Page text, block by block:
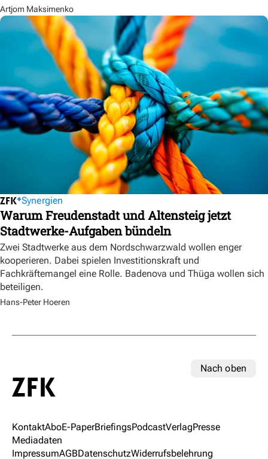
Artjom Maksimenko
Synergien
Warum Freudenstadt und Altensteig jetzt
Stadtwerke-Aufgaben bündeln
Zwei Stadtwerke aus dem Nordschwarzwald wollen enger
kooperieren. Dabei spielen Investitionskraft und
Fachkräftemangel eine Rolle. Badenova und Thüga wollen sich
beteiligen.
Hans-Peter Hoeren
Nach oben
KontaktAboE-PaperBriefingsPodcastVerlagPresse
Mediadaten
ImpressumAGBDatenschutzWiderrufsbelehrung